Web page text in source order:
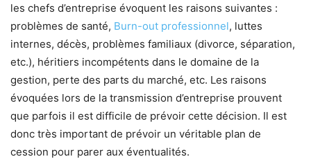
les chefs d’entreprise évoquent les raisons suivantes :
problèmes de santé, Burn-out professionnel, luttes
internes, décès, problèmes familiaux (divorce, séparation,
etc.), héritiers incompétents dans le domaine de la
gestion, perte des parts du marché, etc. Les raisons
évoquées lors de la transmission d’entreprise prouvent
que parfois il est difficile de prévoir cette décision. Il est
donc très important de prévoir un véritable plan de
cession pour parer aux éventualités.